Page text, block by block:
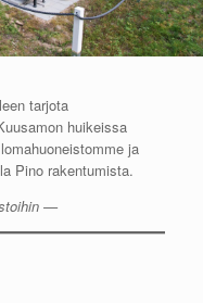
tarjota
huikeissa
ja
Pino rakentumista.
—